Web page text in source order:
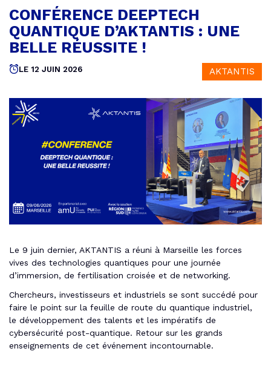
CONFÉRENCE DEEPTECH
QUANTIQUE D’AKTANTIS : UNE
BELLE RÉUSSITE !
Publié
LE 12 JUIN 2026 AKTANTIS
Le 9 juin dernier, AKTANTIS a réuni à Marseille les forces
vives des technologies quantiques pour une journée
d’immersion, de fertilisation croisée et de networking.
Chercheurs, investisseurs et industriels se sont succédé pour
faire le point sur la feuille de route du quantique industriel,
le développement des talents et les impératifs de
cybersécurité post-quantique. Retour sur les grands
enseignements de cet événement incontournable.